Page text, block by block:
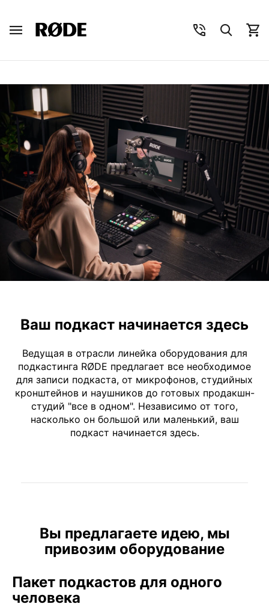
Ваш подкаст начинается здесь
Ведущая в отрасли линейка оборудования для
подкастинга RØDE предлагает все необходимое
для записи подкаста, от микрофонов, студийных
кронштейнов и наушников до готовых продакшн-
студий "все в одном". Независимо от того,
насколько он большой или маленький, ваш
подкаст начинается здесь.
Вы предлагаете идею, мы
привозим оборудование
Пакет подкастов для одного
человека